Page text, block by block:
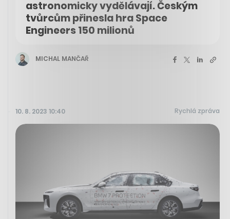
astronomicky vydělávají. Českým
tvůrcům přinesla hra Space
Engineers 150 milionů
MICHAL MANČAŘ
10. 8. 2023 10:40 Rychlá zpráva